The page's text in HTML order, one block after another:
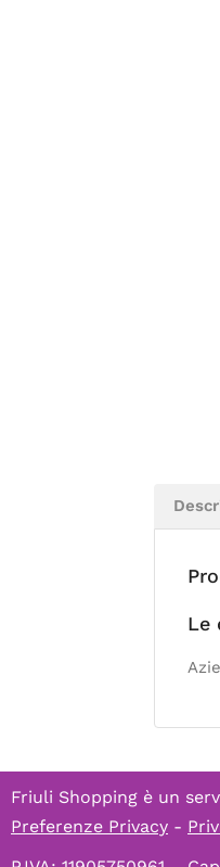
Le
Friuli Shopping è un
Preferenze Privacy -